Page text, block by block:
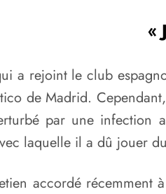
«
a rejoint le club
de Madrid.
par une infection
laquelle il a dû jouer
accordé récemment